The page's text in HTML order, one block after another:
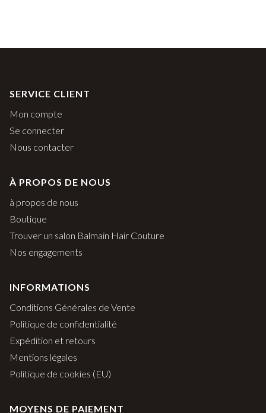
SERVICE CLIENT
Mon compte
Se connecter
Nous contacter
À PROPOS DE NOUS
à propos de nous
Boutique
Trouver un salon Balmain Hair Couture
Nos engagements
INFORMATIONS
Conditions Générales de Vente
Politique de confidentialité
Expédition et retours
Mentions légales
Politique de cookies (EU)
MOYENS DE PAIEMENT